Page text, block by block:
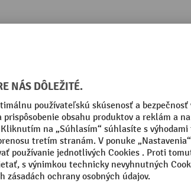
505 – 780 mm
Povrch
Počet vodiacich koliesok
Priemer vodiaceho kolieska
Príložná hrana